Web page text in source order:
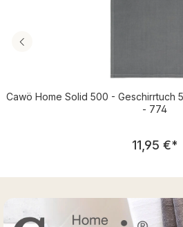
Cawö Home Solid 500 - Geschirrtuch
- 774
11,95 €*